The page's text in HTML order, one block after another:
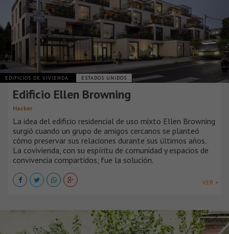
EDIFICIOS DE VIVIENDA ESTADOS UNIDOS
Edificio Ellen Browning
Hacker
La idea del edificio residencial de uso mixto Ellen Browning
surgió cuando un grupo de amigos cercanos se planteó
cómo preservar sus relaciones durante sus últimos años.
La covivienda, con su espíritu de comunidad y espacios de
convivencia compartidos, fue la solución.
VER +